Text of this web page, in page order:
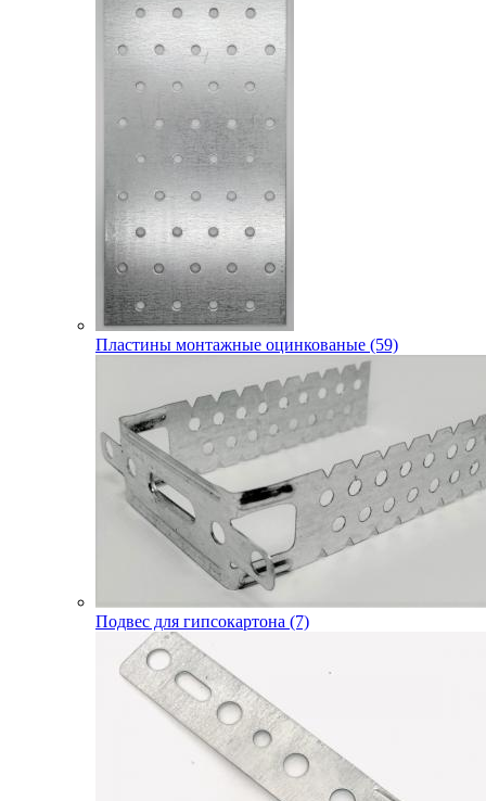
Пластины монтажные оцинкованые (59)
Подвес для гипсокартона (7)